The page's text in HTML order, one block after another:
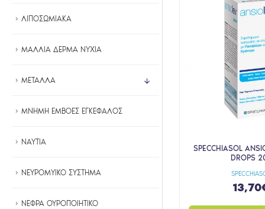
QUEST
ROYAL GREEN
SELF OMNINUTRITION
SMILE
SPECCHIASOL
ΛΙΠΟΣΩΜΙΑΚΑ
ΜΑΛΛΙΑ ΔΕΡΜΑ ΝΥΧΙΑ
ΜΕΤΑΛΛΑ
ΜΝΗΜΗ ΕΜΒΟΕΣ ΕΓΚΕΦΑΛΟΣ
ΝΑΥΤΙΑ
ΝΕΥΡΟΜΥΙΚΟ ΣΥΣΤΗΜΑ
ΝΕΦΡΑ ΟΥΡΟΠΟΙΗΤΙΚΟ
SPECCHIASOL
DROPS